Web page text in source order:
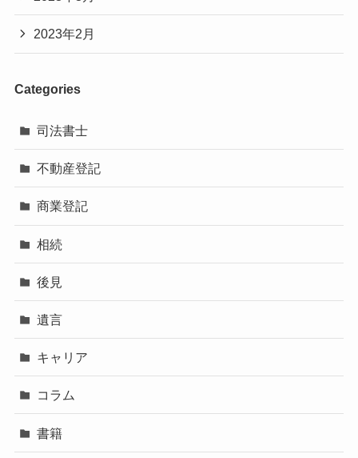
2023年2月
Categories
司法書士
不動産登記
商業登記
相続
後見
遺言
キャリア
コラム
書籍